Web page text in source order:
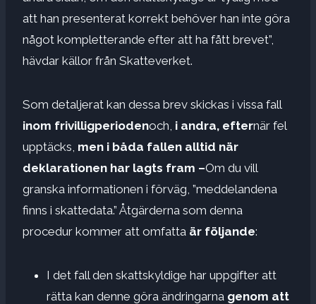
att han presenterat korrekt behöver han inte göra
något kompletterande efter att ha fått brevet”,
hävdar källor från Skatteverket.
Som detaljerat kan dessa brev skickas i vissa fall
inom frivilligperiodenoch, i andra, efternär fel
upptäcks, men i båda fallen alltid när
deklarationen har lagts fram –Om du vill
granska informationen i förväg, ”meddelandena
finns i skattedata.” Åtgärderna som denna
procedur kommer att omfatta är följande:
I det fall den skattskyldige har uppgifter att
rätta kan denne göra ändringarna genom att